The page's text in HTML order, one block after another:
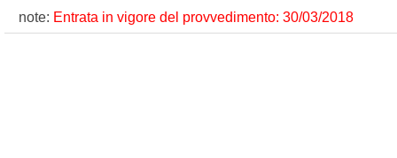
note: Entrata in vigore del provvedimento: 30/03/2018